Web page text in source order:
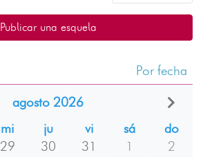
Publicar una esquela
Por fecha
agosto 2026
mi ju vi sá
do
29 30 31 1
2